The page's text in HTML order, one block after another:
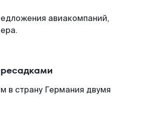
авиакомпаний,
в страну Германия двумя